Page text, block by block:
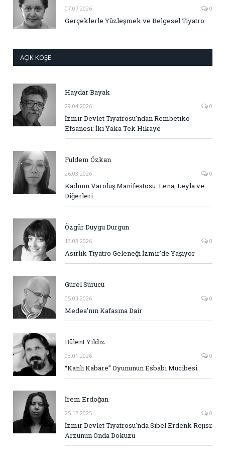
07.07.2026 0
Gerçeklerle Yüzleşmek ve Belgesel Tiyatro
AÇIK KÖŞE
Haydar Bayak
29.04.2026 0
İzmir Devlet Tiyatrosu’ndan Rembetiko
Efsanesi: İki Yaka Tek Hikaye
Fuldem Özkan
26.03.2026 0
Kadının Varoluş Manifestosu: Lena, Leyla ve
Diğerleri
Özgür Duygu Durgun
13.03.2026 0
Asırlık Tiyatro Geleneği İzmir’de Yaşıyor
Gürel Sürücü
05.03.2026 0
Medea’nın Kafasına Dair
Bülent Yıldız
03.01.2026 0
“Kanlı Kabare” Oyununun Esbabı Mucibesi
İrem Erdoğan
25.12.2025 0
İzmir Devlet Tiyatrosu’nda Sibel Erdenk Rejisi:
Arzunun Onda Dokuzu